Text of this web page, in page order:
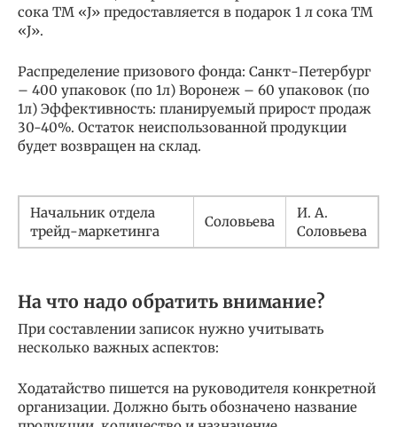
сока ТМ «J» предоставляется в подарок 1 л сока ТМ
«J».
Распределение призового фонда: Санкт-Петербург
– 400 упаковок (по 1л) Воронеж – 60 упаковок (по
1л) Эффективность: планируемый прирост продаж
30-40%. Остаток неиспользованной продукции
будет возвращен на склад.
Начальник отдела
трейд-маркетинга
Соловьева
И. А.
Соловьева
На что надо обратить внимание?
При составлении записок нужно учитывать
несколько важных аспектов:
Ходатайство пишется на руководителя конкретной
организации. Должно быть обозначено название